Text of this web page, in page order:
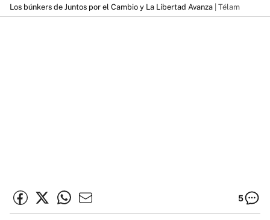
Los búnkers de Juntos por el Cambio y La Libertad Avanza | Télam
5